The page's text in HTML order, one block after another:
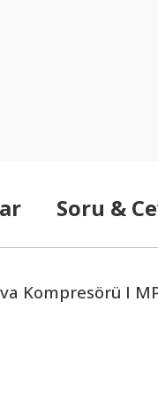
Soru &
Kompresörü I